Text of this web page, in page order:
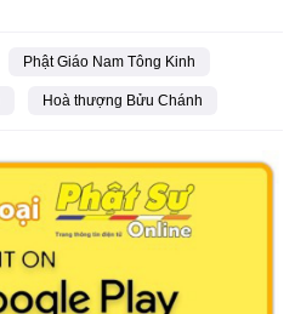
Phật Giáo Nam Tông Kinh
Hoà thượng Bửu Chánh